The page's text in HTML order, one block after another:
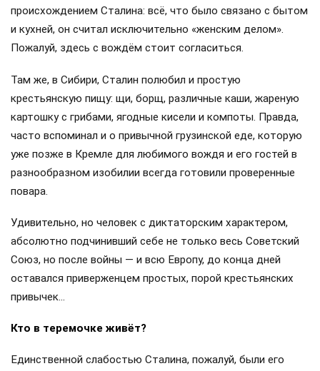
происхождением Сталина: всё, что было связано с бытом
и кухней, он считал исключительно «женским делом».
Пожалуй, здесь с вождём стоит согласиться.
Там же, в Сибири, Сталин полюбил и простую
крестьянскую пищу: щи, борщ, различные каши, жареную
картошку с грибами, ягодные кисели и компоты. Правда,
часто вспоминал и о привычной грузинской еде, которую
уже позже в Кремле для любимого вождя и его гостей в
разнообразном изобилии всегда готовили проверенные
повара.
Удивительно, но человек с диктаторским характером,
абсолютно подчинивший себе не только весь Советский
Союз, но после войны — и всю Европу, до конца дней
оставался приверженцем простых, порой крестьянских
привычек…
Кто в теремочке живёт?
Единственной слабостью Сталина, пожалуй, были его